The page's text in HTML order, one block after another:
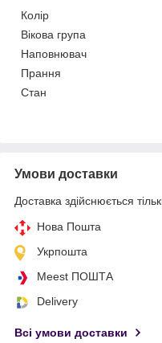
Колір
Вікова група
Наповнювач
Прання
Стан
Умови доставки
Доставка здійснюється
Нова Пошта
Укрпошта
Meest ПОШТА
Delivery
Всі умови доставки